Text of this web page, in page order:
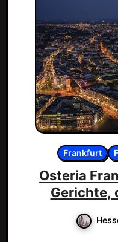
Frankfurt
Osteria
Gerichte,